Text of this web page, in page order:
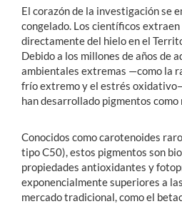
El corazón de la investigación se
congelado. Los científicos
directamente del hielo en el
Debido a los millones de años de
ambientales extremas —como la
frío extremo y el estrés
han desarrollado pigmentos como
Conocidos como carotenoides
tipo C50), estos pigmentos son
propiedades antioxidantes y
exponencialmente superiores a
mercado tradicional, como el